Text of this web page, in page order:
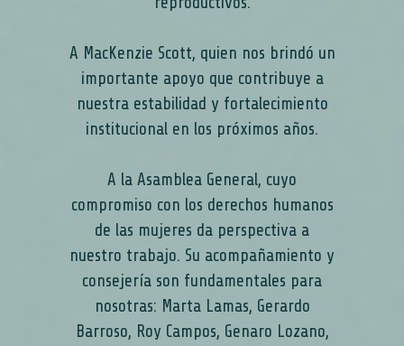
A MacKenzie Scott, quien nos brindó un
importante apoyo que contribuye a
nuestra estabilidad y fortalecimiento
institucional en los próximos años.
A la Asamblea General, cuyo
compromiso con los derechos humanos
de las mujeres da perspectiva a
nuestro trabajo. Su acompañamiento y
consejería son fundamentales para
nosotras: Marta Lamas, Gerardo
Barroso, Roy Campos, Genaro Lozano,